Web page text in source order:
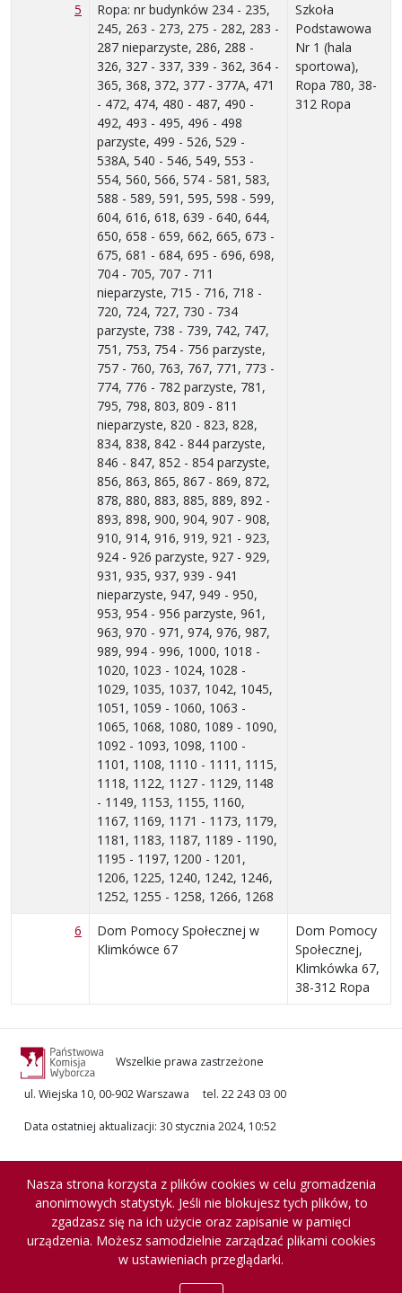
5
Ropa: nr budynków 234 - 235,
245, 263 - 273, 275 - 282, 283 -
287 nieparzyste, 286, 288 -
326, 327 - 337, 339 - 362, 364 -
365, 368, 372, 377 - 377A, 471
- 472, 474, 480 - 487, 490 -
492, 493 - 495, 496 - 498
parzyste, 499 - 526, 529 -
538A, 540 - 546, 549, 553 -
554, 560, 566, 574 - 581, 583,
588 - 589, 591, 595, 598 - 599,
604, 616, 618, 639 - 640, 644,
650, 658 - 659, 662, 665, 673 -
675, 681 - 684, 695 - 696, 698,
704 - 705, 707 - 711
nieparzyste, 715 - 716, 718 -
720, 724, 727, 730 - 734
parzyste, 738 - 739, 742, 747,
751, 753, 754 - 756 parzyste,
757 - 760, 763, 767, 771, 773 -
774, 776 - 782 parzyste, 781,
795, 798, 803, 809 - 811
nieparzyste, 820 - 823, 828,
834, 838, 842 - 844 parzyste,
846 - 847, 852 - 854 parzyste,
856, 863, 865, 867 - 869, 872,
878, 880, 883, 885, 889, 892 -
893, 898, 900, 904, 907 - 908,
910, 914, 916, 919, 921 - 923,
924 - 926 parzyste, 927 - 929,
931, 935, 937, 939 - 941
nieparzyste, 947, 949 - 950,
953, 954 - 956 parzyste, 961,
963, 970 - 971, 974, 976, 987,
989, 994 - 996, 1000, 1018 -
1020, 1023 - 1024, 1028 -
1029, 1035, 1037, 1042, 1045,
1051, 1059 - 1060, 1063 -
1065, 1068, 1080, 1089 - 1090,
1092 - 1093, 1098, 1100 -
1101, 1108, 1110 - 1111, 1115,
1118, 1122, 1127 - 1129, 1148
- 1149, 1153, 1155, 1160,
1167, 1169, 1171 - 1173, 1179,
1181, 1183, 1187, 1189 - 1190,
1195 - 1197, 1200 - 1201,
1206, 1225, 1240, 1242, 1246,
1252, 1255 - 1258, 1266, 1268
Szkoła
Podstawowa
Nr 1 (hala
sportowa),
Ropa 780, 38-
312 Ropa
6
Dom Pomocy Społecznej w
Klimkówce 67
Dom Pomocy
Społecznej,
Klimkówka 67,
38-312 Ropa
Wszelkie prawa zastrzeżone
ul. Wiejska 10, 00-902 Warszawa tel. 22 243 03 00
Data ostatniej aktualizacji: 30 stycznia 2024, 10:52
Nasza strona korzysta z plików cookies w celu gromadzenia
anonimowych statystyk. Jeśli nie blokujesz tych plików, to
zgadzasz się na ich użycie oraz zapisanie w pamięci
urządzenia. Możesz samodzielnie zarządzać plikami cookies
w ustawieniach przeglądarki.